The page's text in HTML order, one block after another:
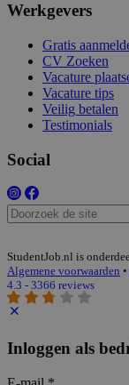
Werkgevers
Gratis
CV Zoeken
Vacature
Vacature tips
Veilig betalen
Testimonials
Social
StudentJob.nl is
Algemene voorwaarden •
4.3 - 3366 reviews
Inloggen als